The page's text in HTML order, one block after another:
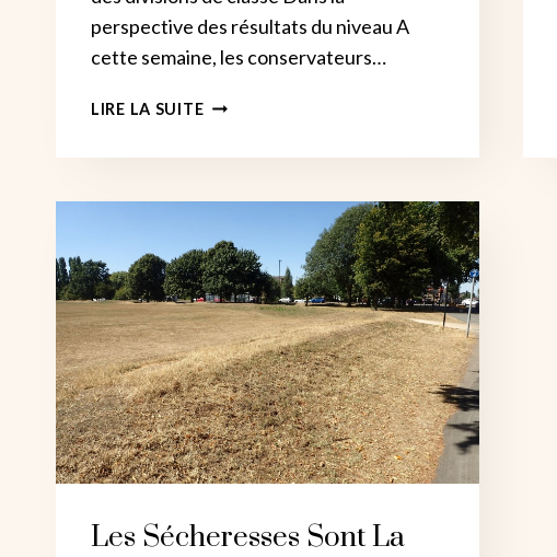
perspective des résultats du niveau A
cette semaine, les conservateurs…
LIRE LA SUITELES
SONT
PAR
DIRIGEANTS
POUR
LA
GUERRE
DES
CLASSES
Les Sécheresses Sont La